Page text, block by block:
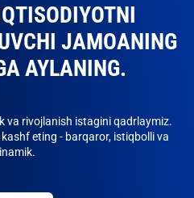
JAMOANING
AYLANING.
va rivojlanish istagini qadrlaymiz.
eting - barqaror, istiqbolli va